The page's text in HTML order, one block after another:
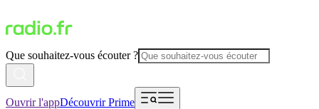
Que souhaitez-vous écouter ?
Ouvrir l'appDécouvrir Prime